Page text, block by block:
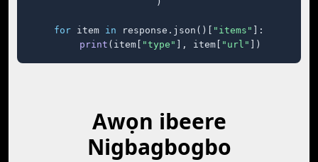
for item in response.json()[ "items"
]:
print (item[ "type" ], item[ "url" ])
Awọn ibeere
Nigbagbogbo